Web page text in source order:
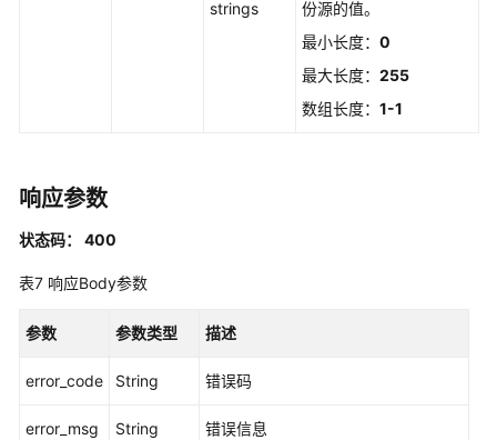
访
问
制
性
置
UpdateInstanceAccessControlAttributeConfiguration
strings
份源的值。
最小长度： 0
最大长度： 255
数组长度： 1-1
响应参数
状态码： 400
表7 响应Body参数
参数 参数类型 描述
error_code String 错误码
error_msg String 错误信息